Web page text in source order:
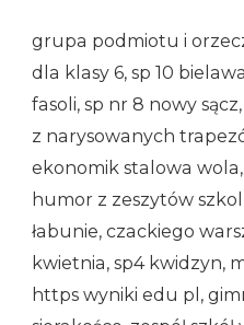
grupa podmiotu i
dla klasy 6, sp 10
fasoli, sp nr 8 nowy
z narysowanych
ekonomik stalowa
humor z zeszytów
łabunie, czackiego
kwietnia, sp4 kwidzyn,
https wyniki edu pl,